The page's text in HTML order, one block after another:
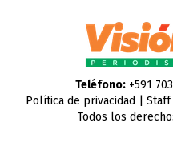
Teléfono:+591
Política de privacidad
Staff
Todos los